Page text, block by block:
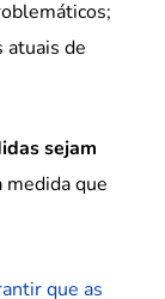
atuais de
sejam
medida que
que as